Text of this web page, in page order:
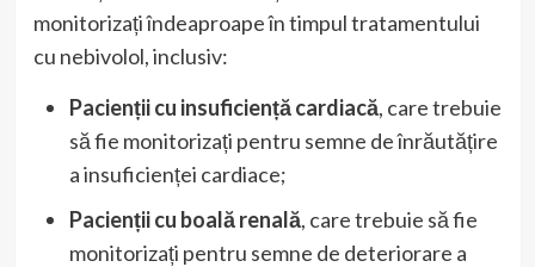
monitorizați îndeaproape în timpul tratamentului
cu nebivolol, inclusiv:
Pacienții cu insuficiență cardiacă, care trebuie
să fie monitorizați pentru semne de înrăutățire
a insuficienței cardiace;
Pacienții cu boală renală, care trebuie să fie
monitorizați pentru semne de deteriorare a